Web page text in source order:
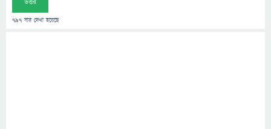
উত্তর
797 বার দেখা হয়েছে